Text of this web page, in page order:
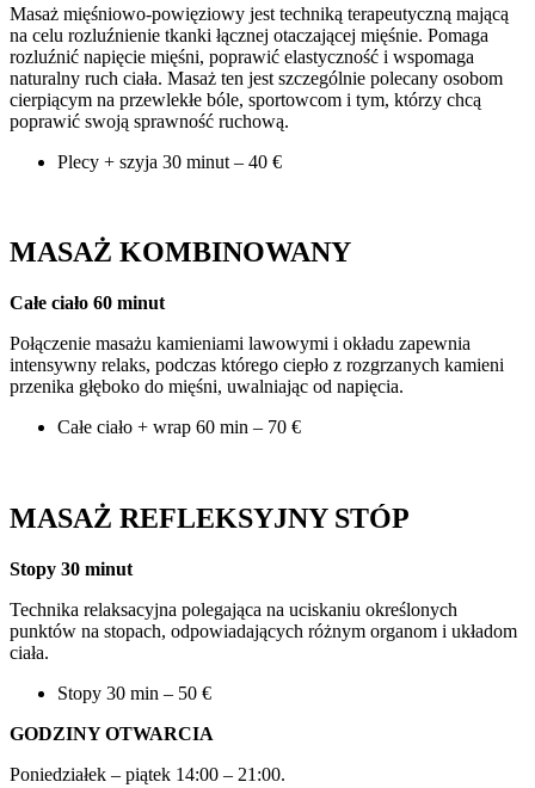
Masaż mięśniowo-powięziowy jest techniką terapeutyczną mającą
na celu rozluźnienie tkanki łącznej otaczającej mięśnie. Pomaga
rozluźnić napięcie mięśni, poprawić elastyczność i wspomaga
naturalny ruch ciała. Masaż ten jest szczególnie polecany osobom
cierpiącym na przewlekłe bóle, sportowcom i tym, którzy chcą
poprawić swoją sprawność ruchową.
Plecy + szyja 30 minut – 40 €
MASAŻ KOMBINOWANY
Całe ciało 60 minut
Połączenie masażu kamieniami lawowymi i okładu zapewnia
intensywny relaks, podczas którego ciepło z rozgrzanych kamieni
przenika głęboko do mięśni, uwalniając od napięcia.
Całe ciało + wrap 60 min – 70 €
MASAŻ REFLEKSYJNY STÓP
Stopy 30 minut
Technika relaksacyjna polegająca na uciskaniu określonych
punktów na stopach, odpowiadających różnym organom i układom
ciała.
Stopy 30 min – 50 €
GODZINY OTWARCIA
Poniedziałek – piątek 14:00 – 21:00.